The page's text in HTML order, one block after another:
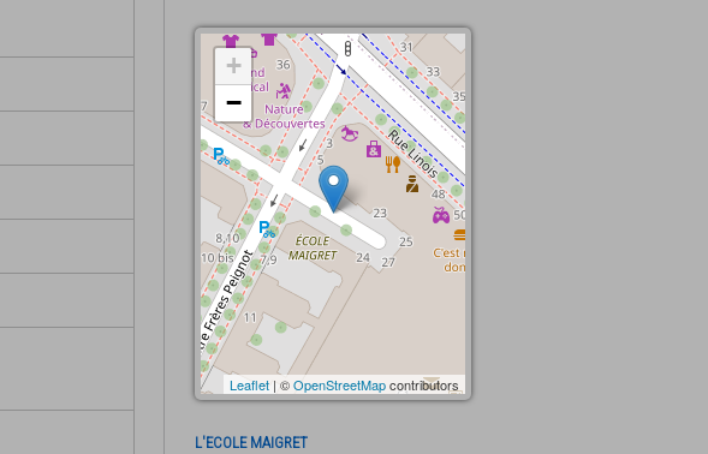
+
−
Leaflet | ©OpenStreetMapcontributors
L'ECOLE MAIGRET